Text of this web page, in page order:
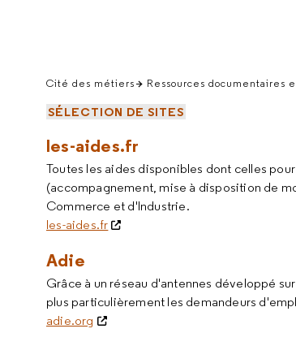
Cité des métiers Ressources documentaires
SÉLECTION DE SITES
les-aides.fr
Toutes les aides disponibles dont celles
(accompagnement, mise à disposition de
Commerce et d'Industrie.
les-aides.fr
Adie
Grâce à un réseau d'antennes développé
plus particulièrement les demandeurs
adie.org